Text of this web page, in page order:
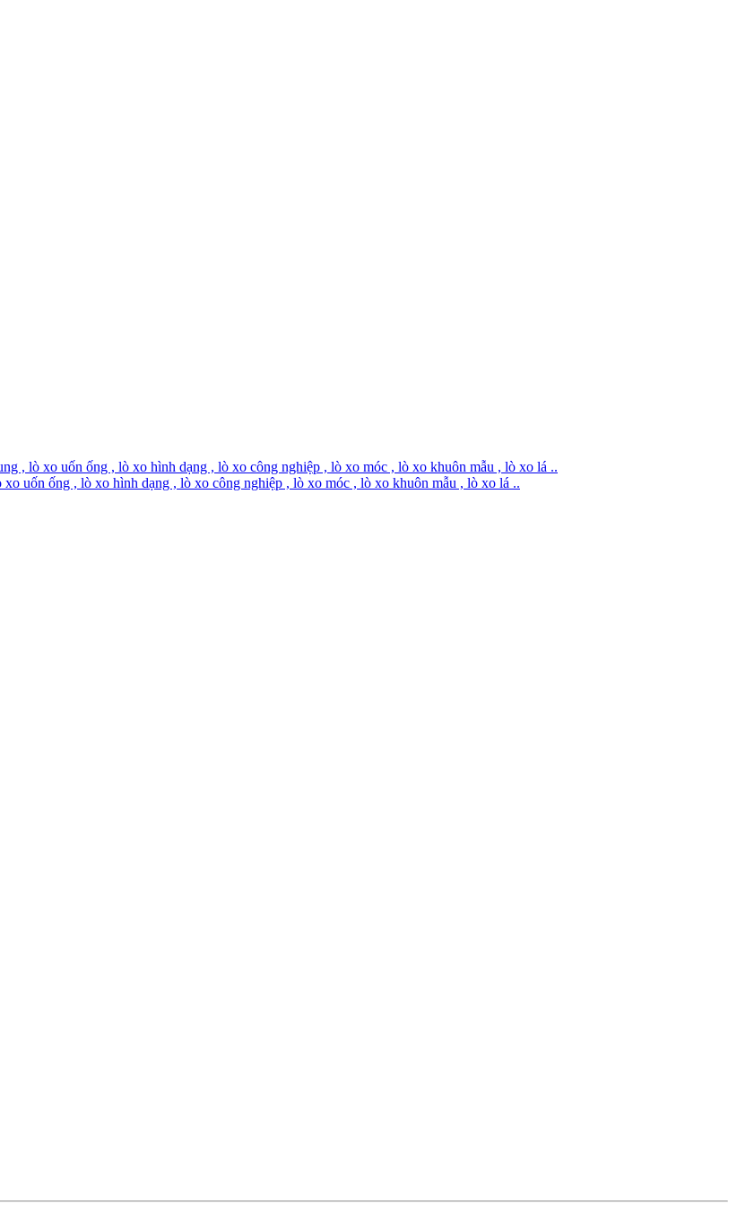
, lò xo uốn ống , lò xo hình dạng , lò xo công nghiệp , lò xo móc , lò xo khuôn mẫu , lò xo lá ..
uốn ống , lò xo hình dạng , lò xo công nghiệp , lò xo móc , lò xo khuôn mẫu , lò xo lá ..